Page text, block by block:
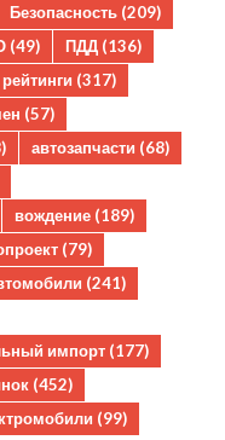
Безопасность (209)
(49) ПДД (136)
(317)
(57)
автозапчасти (68)
вождение (189)
(79)
(241)
импорт (177)
(452)
(99)